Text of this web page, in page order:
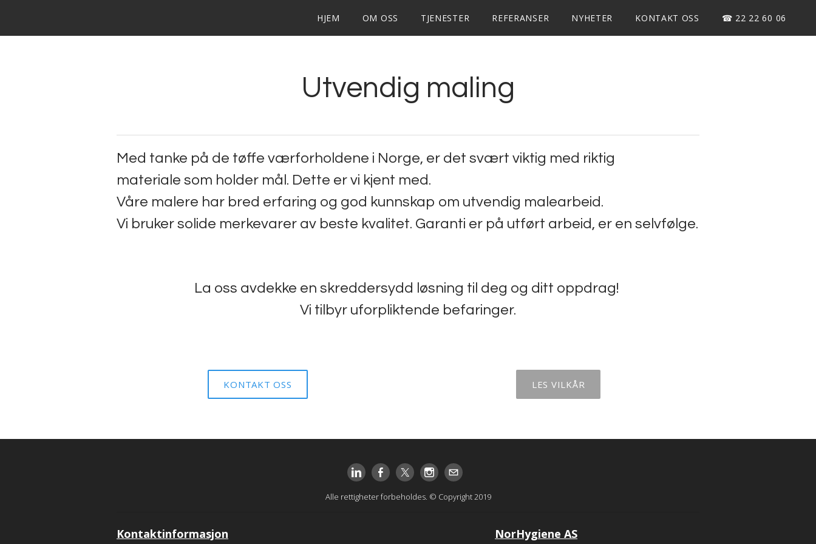
HJEM OM OSS TJENESTER REFERANSER NYHETER KONTAKT OSS ☎ 22 22 60 06
​Utvendig maling
Med tanke på de tøffe værforholdene i Norge, er det svært viktig med riktig
materiale som holder mål. Dette er vi kjent med.
Våre malere har bred erfaring og god kunnskap om utvendig malearbeid.
​Vi bruker solide merkevarer av beste kvalitet. Garanti er på utført arbeid, er en selvfølge.
La oss avdekke en skreddersydd løsning til deg og ditt oppdrag!
​Vi tilbyr uforpliktende befaringer.
KONTAKT OSS LES VILKÅR
Alle rettigheter forbeholdes. © Copyright 2019
Kontaktinformasjon NorHygiene AS